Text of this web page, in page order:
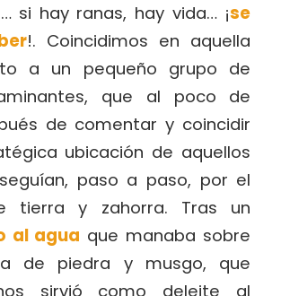
si hay ranas, hay vida… ¡se
!. Coincidimos en aquella
a un pequeño grupo de
que al poco de
de comentar y coincidir
ubicación de aquellos
paso a paso, por el
tierra y zahorra. Tras un
al agua que manaba sobre
de piedra y musgo, que
sirvió como deleite al